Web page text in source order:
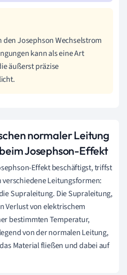
den Josephson Wechselstrom
kann als eine Art
äußerst präzise
normaler Leitung
Josephson-Effekt
Effekt beschäftigst, triffst
Leitungsformen:
Supraleitung. Die Supraleitung,
Verlust von elektrischem
bestimmten Temperatur,
von der normalen Leitung,
Material fließen und dabei auf